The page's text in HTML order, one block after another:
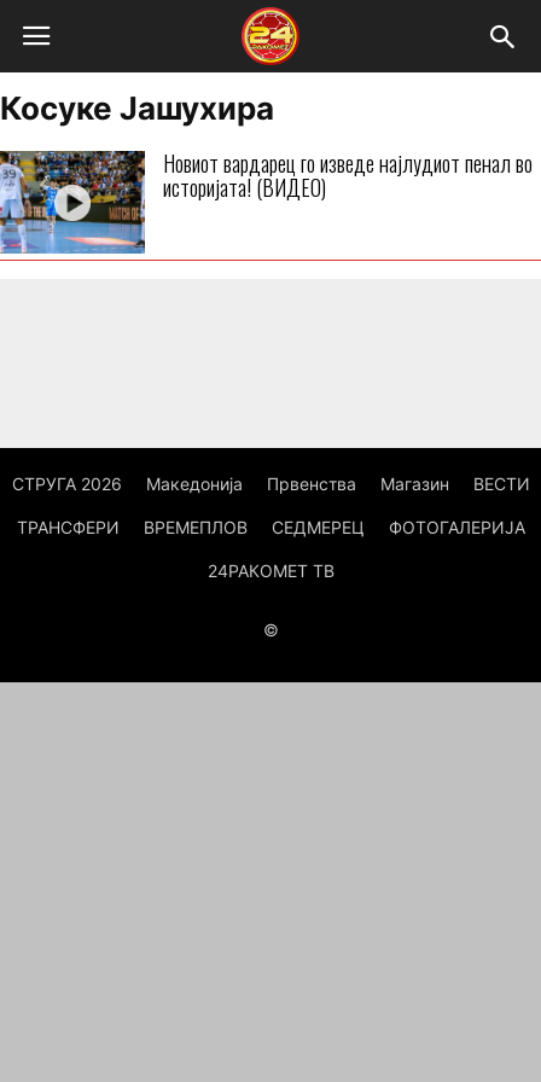
Косуке Јашухира
Новиот вардарец го изведе најлудиот пенал во
историјата! (ВИДЕО)
СТРУГА 2026 Македонија Првенства Магазин ВЕСТИ
ТРАНСФЕРИ ВРЕМЕПЛОВ СЕДМЕРЕЦ ФОТОГАЛЕРИЈА
24РАКОМЕТ ТВ
©